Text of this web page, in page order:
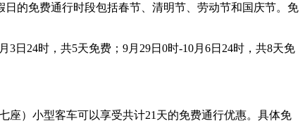
日的免费通行时段包括春节、清明节、劳动节和国庆节。免
3日24时，共5天免费；9月29日0时-10月6日24时，共8天免
座）小型客车可以享受共计21天的免费通行优惠。具体免